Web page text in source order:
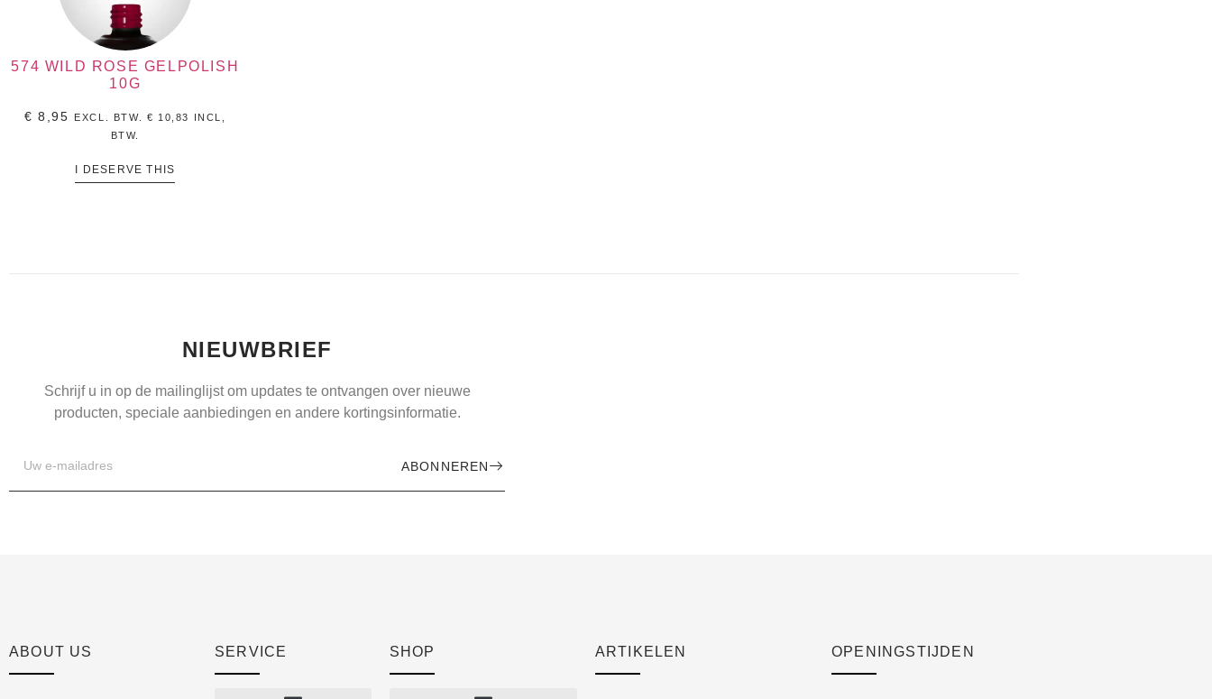
574 WILD ROSE GELPOLISH
10G
€ 8,95 EXCL. BTW. € 10,83
INCL,
BTW.
I DESERVE THIS
NIEUWBRIEF
Schrijf u in op de mailinglijst om updates te ontvangen over nieuwe
producten, speciale aanbiedingen en andere kortingsinformatie.
ABONNEREN
ABOUT US SERVICE SHOP ARTIKELEN OPENINGSTIJDEN